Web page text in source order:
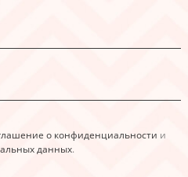
о конфиденциальности и
данных.